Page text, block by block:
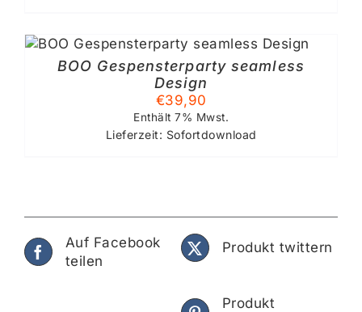
BOO Gespensterparty seamless
Design
€39,90
Enthält 7% Mwst.
Lieferzeit: Sofortdownload
Auf Facebook
teilen
Produkt twittern
Produkt